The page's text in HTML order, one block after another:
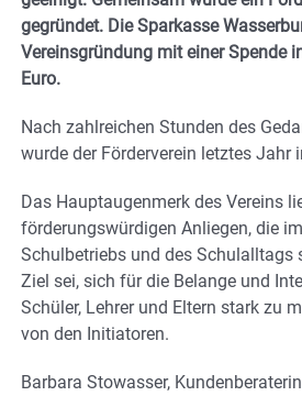
gegründet. Die Sparkasse
Vereinsgründung mit einer Spende
Euro.
Nach zahlreichen Stunden des
wurde der Förderverein letztes Jahr
Das Hauptaugenmerk des Vereins
förderungswürdigen Anliegen, die
Schulbetriebs und des Schulalltags
Ziel sei, sich für die Belange und
Schüler, Lehrer und Eltern stark zu
von den Initiatoren.
Barbara Stowasser,